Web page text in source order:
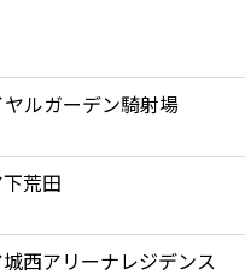
ヤルガーデン騎射場
荒田
西アリーナレジデンス